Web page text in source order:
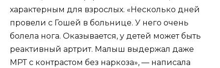
характерным для взрослых. «Несколько дней
провели с Гошей в больнице. У него очень
болела нога. Оказывается, у детей может быть
реактивный артрит. Малыш выдержал даже
МРТ с контрастом без наркоза», — написала